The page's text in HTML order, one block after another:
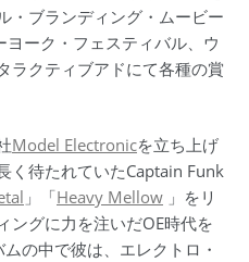
・ブランディング・ムービー
ヨーク・フェスティバル、ウ
ラクティブアドにて各種の賞
Model Electronicを立ち上げ
く待たれていたCaptain Funk
」「Heavy Mellow 」をリ
ングに力を注いだOE時代を
の中で彼は、エレクトロ・